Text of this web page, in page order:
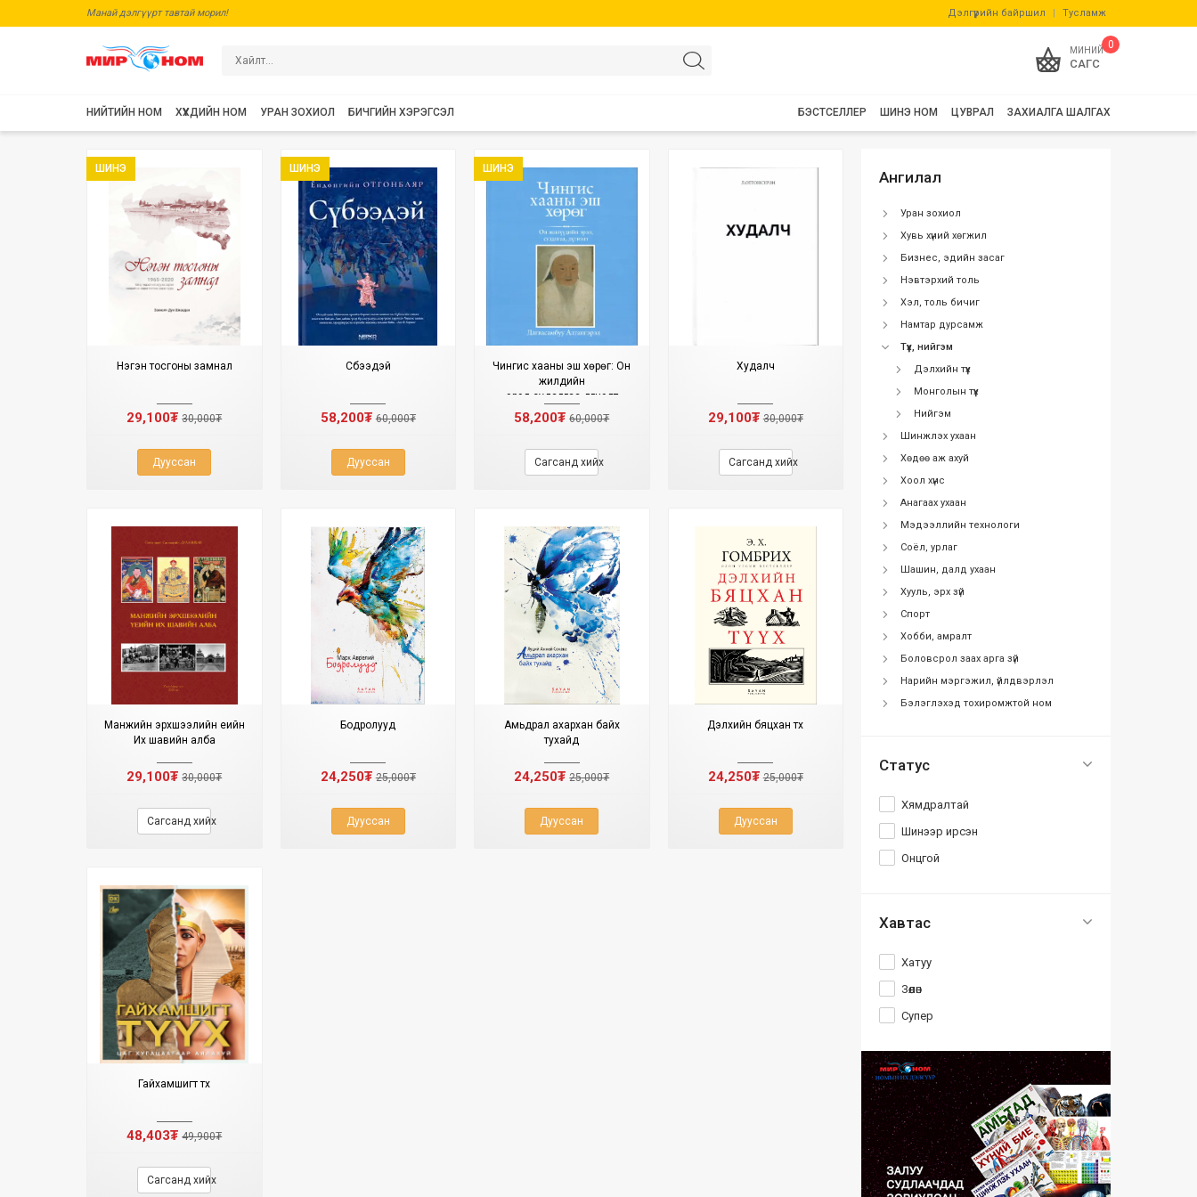
Манай дэлгүүрт тавтай морил! Дэлгүүрийн байршил | Тусламж
0
МИНИЙ
САГС
НИЙТИЙН НОМ ХҮҮХДИЙН НОМ УРАН ЗОХИОЛ БИЧГИЙН ХЭРЭГСЭЛ ЗАХИАЛГА ШАЛГАХ
ЦУВРАЛ
ШИНЭ НОМ
БЭСТСЕЛЛЕР
ШИНЭ
Нэгэн тосгоны замнал
29,100₮30,000₮
Дууссан
ШИНЭ
Сүбээдэй
58,200₮60,000₮
Дууссан
ШИНЭ
Чингис хааны эш хөрөг: Он
жилүүдийн
эрэл,судалгаа,дүгнэлт
58,200₮60,000₮
Сагсанд хийх
Худалч
29,100₮30,000₮
Сагсанд хийх
Манжийн эрхшээлийн үеийн
Их шавийн алба
29,100₮30,000₮
Сагсанд хийх
Бодролууд
24,250₮25,000₮
Дууссан
Амьдрал ахархан байх
тухайд
24,250₮25,000₮
Дууссан
Дэлхийн бяцхан түүх
24,250₮25,000₮
Дууссан
Гайхамшигт түүх
48,403₮49,900₮
Сагсанд хийх
Ангилал
Уран зохиол
Хувь хүний хөгжил
Бизнес, эдийн засаг
Нэвтэрхий толь
Хэл, толь бичиг
Намтар дурсамж
Түүх, нийгэм
Дэлхийн түүх
Монголын түүх
Нийгэм
Шинжлэх ухаан
Хөдөө аж ахуй
Хоол хүнс
Анагаах ухаан
Мэдээллийн технологи
Соёл, урлаг
Шашин, далд ухаан
Хууль, эрх зүй
Спорт
Хобби, амралт
Боловсрол заах арга зүй
Нарийн мэргэжил, үйлдвэрлэл
Бэлэглэхэд тохиромжтой ном
Статус
Хямдралтай
Шинээр ирсэн
Онцгой
Хавтас
Хатуу
Зөөлөн
Супер